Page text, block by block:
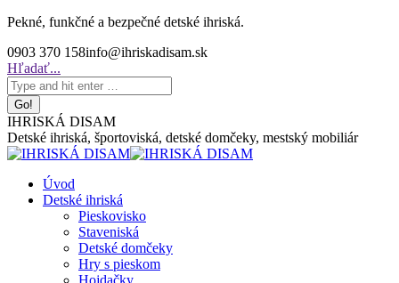
Skip
content
Pekné, funkčné a bezpečné detské ihriská.
0903 370 158info@ihriskadisam.sk
Search:
Hľadať...
IHRISKÁ DISAM
Detské ihriská, športoviská, detské domčeky, mestský mobiliár
Úvod
Detské ihriská
Pieskovisko
Staveniská
Detské domčeky
Hry s pieskom
Hojdačky